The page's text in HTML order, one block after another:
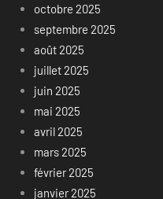
octobre 2025
septembre 2025
août 2025
juillet 2025
juin 2025
mai 2025
avril 2025
mars 2025
février 2025
janvier 2025